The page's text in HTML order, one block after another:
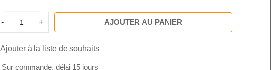
- + AJOUTER AU PANIER
Ajouter à la liste de souhaits
Sur commande, délai 15 jours